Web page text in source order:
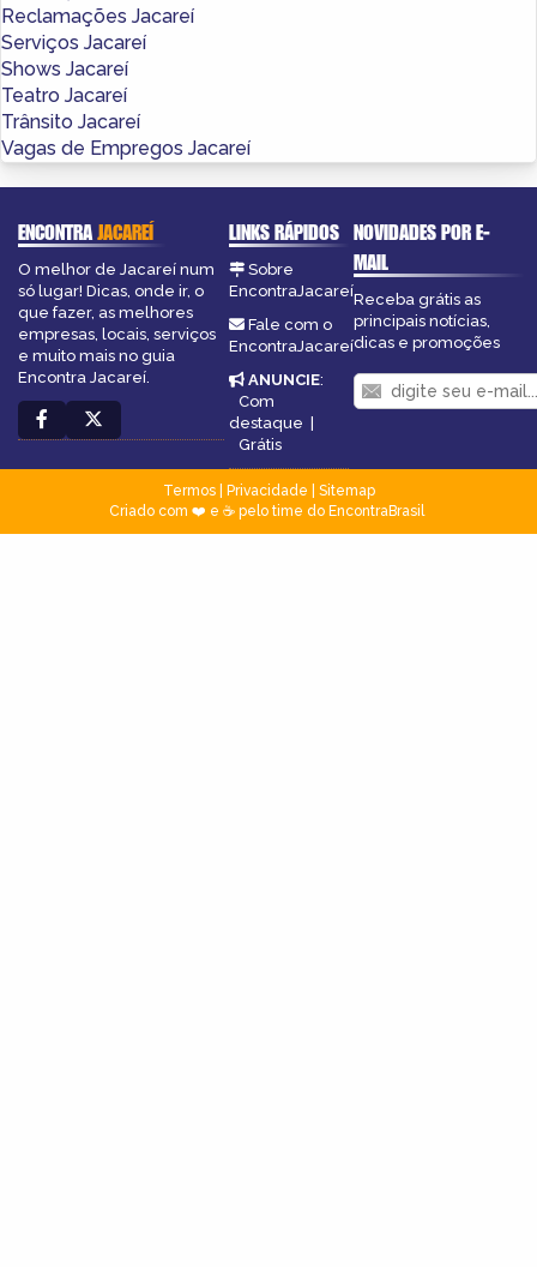
Reclamações Jacareí
Serviços Jacareí
Shows Jacareí
Teatro Jacareí
Trânsito Jacareí
Vagas de Empregos Jacareí
ENCONTRAJACAREÍ
O melhor de Jacareí num
só lugar! Dicas, onde ir, o
que fazer, as melhores
empresas, locais, serviços
e muito mais no guia
Encontra Jacareí.
LINKS RÁPIDOS
Sobre
EncontraJacareí
Fale com o
EncontraJacareí
ANUNCIE:
Com
destaque
Grátis
NOVIDADES POR E-
MAIL
Receba grátis as
principais notícias,
dicas e promoções
Termos| Privacidade
Sitemap
Criado com ❤️ e ☕ pelo time do EncontraBrasil